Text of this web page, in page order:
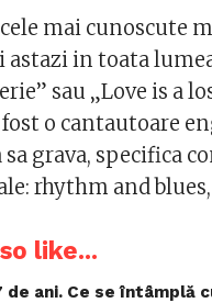
mai cunoscute
astazi in toata
sau „Love is a
o cantautoare
grava, specifica
rhythm and
like...
ani. Ce se întâmplă